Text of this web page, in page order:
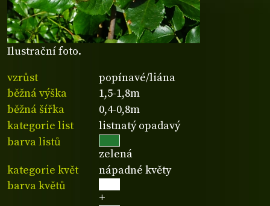
Ilustrační foto.
vzrůst
popínavé/liána
běžná výška
1,5-1,8m
běžná šířka
0,4-0,8m
kategorie list
listnatý opadavý
barva listů
zelená
kategorie květ
nápadné květy
barva květů
+